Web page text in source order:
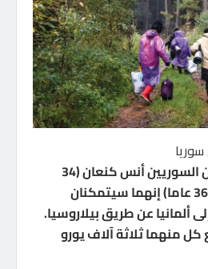
قال مهربون للصديقين السوريين أنس كنعان (34
عاما) ومعين الهادي (36 عاما) إنهما سيتمكنان
ألمانيا عن طريق بيلاروسيا.
منهما ثلاثة آلاف يورو